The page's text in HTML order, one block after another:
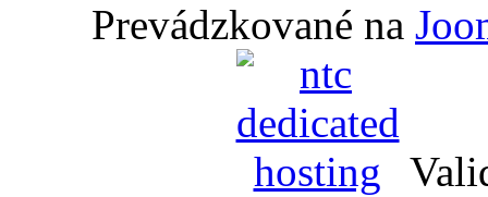
Prevádzkované na